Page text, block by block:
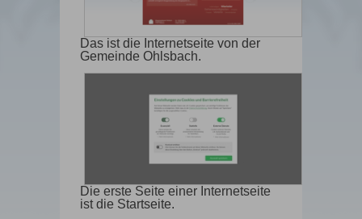
Das ist die Internetseite von der
Gemeinde Ohlsbach.
Die erste Seite einer Internetseite
ist die Startseite.